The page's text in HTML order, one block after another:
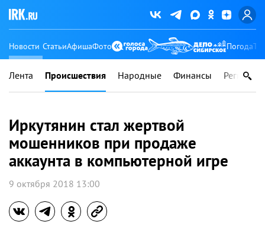
Новости СтатьиАфишаФото Погода
Лента Происшествия Народные Финансы Регионы
Иркутянин стал жертвой
мошенников при продаже
аккаунта в компьютерной игре
9 октября 2018 13:00